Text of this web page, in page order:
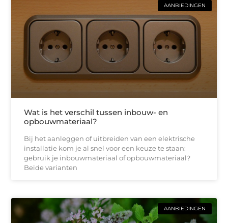
AANBIEDINGEN
Wat is het verschil tussen inbouw- en
opbouwmateriaal?
Bij het aanleggen of uitbreiden van een elektrische
installatie kom je al snel voor een keuze te staan:
gebruik je inbouwmateriaal of opbouwmateriaal?
Beide varianten
AANBIEDINGEN